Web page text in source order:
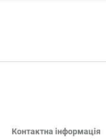
Контактна інформація